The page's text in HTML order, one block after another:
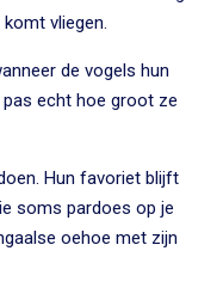
vliegen.
de vogels hun
echt hoe groot ze
Hun favoriet blijft
soms pardoes op je
oehoe met zijn